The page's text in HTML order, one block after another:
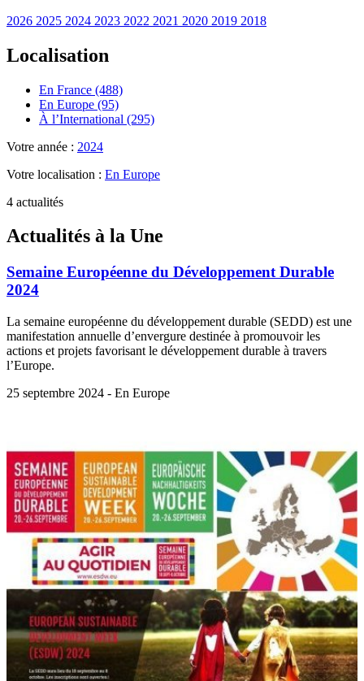
2026 2025 2024 2023 2022 2021 2020 2019 2018
Localisation
En France (488)
En Europe (95)
À l’International (295)
Votre année : 2024
Votre localisation : En Europe
4 actualités
Actualités à la Une
Semaine Européenne du Développement Durable
2024
La semaine européenne du développement durable (SEDD) est une
manifestation annuelle d’envergure destinée à promouvoir les
actions et projets favorisant le développement durable à travers
l’Europe.
25 septembre 2024 - En Europe